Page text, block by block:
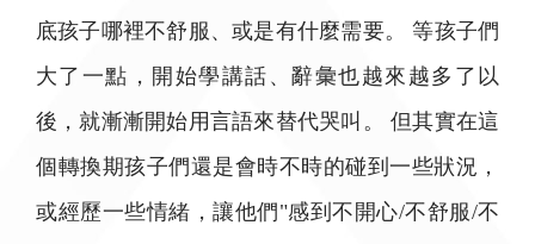
底孩子哪裡不舒服、或是有什麼需要。 等孩子們
大了一點，開始學講話、辭彙也越來越多了以
後，就漸漸開始用言語來替代哭叫。 但其實在這
個轉換期孩子們還是會時不時的碰到一些狀況，
或經歷一些情緒，讓他們"感到不開心/不舒服/不